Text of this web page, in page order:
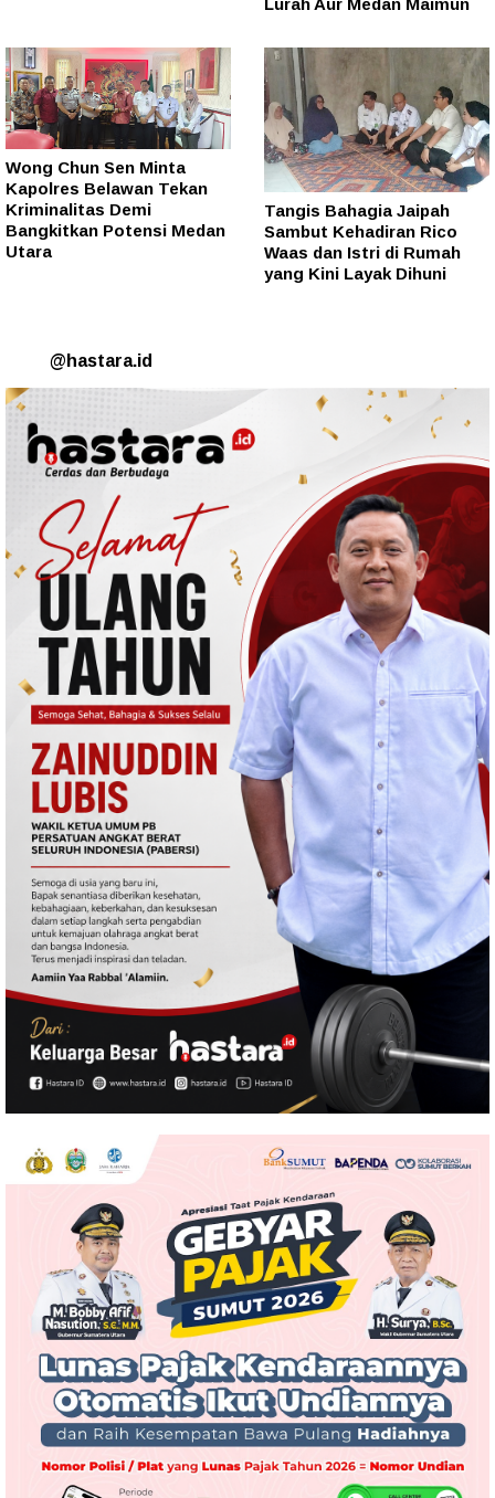
Lurah Aur Medan Maimun
Wong Chun Sen Minta
Kapolres Belawan Tekan
Kriminalitas Demi
Bangkitkan Potensi Medan
Utara
Tangis Bahagia Jaipah
Sambut Kehadiran Rico
Waas dan Istri di Rumah
yang Kini Layak Dihuni
@hastara.id